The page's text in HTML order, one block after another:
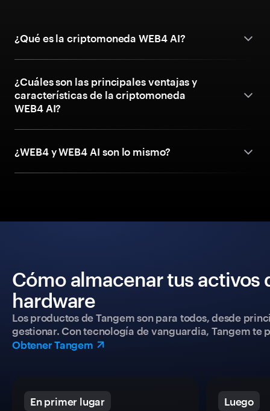
¿Qué es la criptomoneda WEB4 AI?
¿Cuáles son las principales ventajas y
características de la criptomoneda
WEB4 AI?
¿WEB4 y WEB4 AI son lo mismo?
Cómo almacenar tus activos
hardware
Los productos de Tangem son para todos, desde
gestionar. Con tecnología de vanguardia, Tangem
Obtener Tangem
En primer lugar Luego